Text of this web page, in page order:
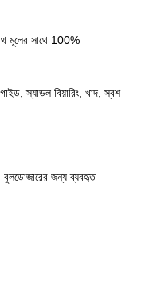
মূলের সাথে 100%
স্যাডল বিয়ারিং, খাদ, স্বশ
বুলডোজারের জন্য ব্যবহৃত